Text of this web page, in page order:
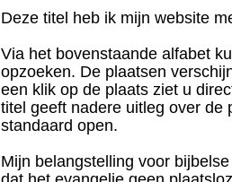
Deze titel heb ik mijn website
Via het bovenstaande alfabet
opzoeken. De plaatsen
een klik op de plaats ziet u
titel geeft nadere uitleg over de
standaard open.
Mijn belangstelling voor